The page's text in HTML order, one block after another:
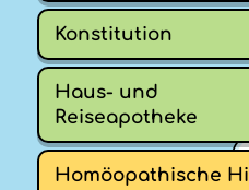
Konstitution
Haus- und
Reiseapotheke
Homöopathische